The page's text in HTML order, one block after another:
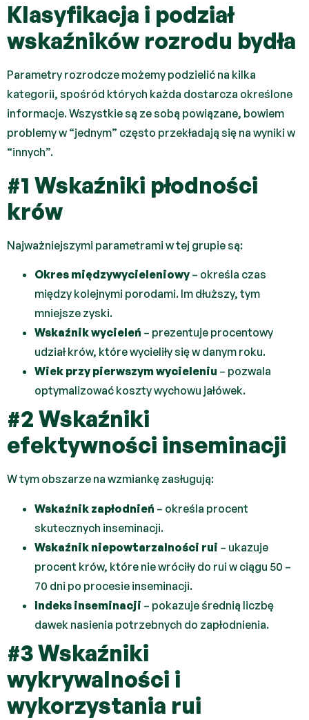
Klasyfikacja i podział
wskaźników rozrodu bydła
Parametry rozrodcze możemy podzielić na kilka
kategorii, spośród których każda dostarcza określone
informacje. Wszystkie są ze sobą powiązane, bowiem
problemy w “jednym” często przekładają się na wyniki w
“innych”.
#1 Wskaźniki płodności
krów
Najważniejszymi parametrami w tej grupie są:
Okres międzywycieleniowy – określa czas
między kolejnymi porodami. Im dłuższy, tym
mniejsze zyski.
Wskaźnik wycieleń – prezentuje procentowy
udział krów, które wycieliły się w danym roku.
Wiek przy pierwszym wycieleniu – pozwala
optymalizować koszty wychowu jałówek.
#2 Wskaźniki
efektywności inseminacji
W tym obszarze na wzmiankę zasługują:
Wskaźnik zapłodnień – określa procent
skutecznych inseminacji.
Wskaźnik niepowtarzalności rui – ukazuje
procent krów, które nie wróciły do rui w ciągu 50 –
70 dni po procesie inseminacji.
Indeks inseminacji – pokazuje średnią liczbę
dawek nasienia potrzebnych do zapłodnienia.
#3 Wskaźniki
wykrywalności i
wykorzystania rui